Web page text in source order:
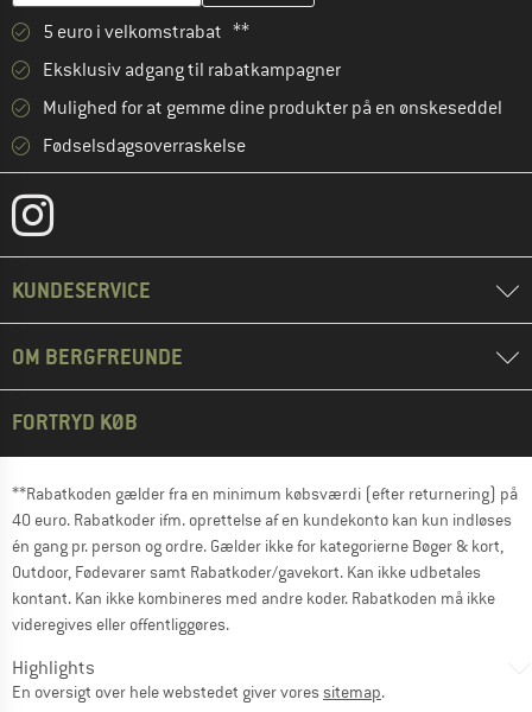
5 euro i velkomstrabat **
Eksklusiv adgang til rabatkampagner
Mulighed for at gemme dine produkter på en ønskeseddel
Fødselsdagsoverraskelse
KUNDESERVICE
OM BERGFREUNDE
FORTRYD KØB
**Rabatkoden gælder fra en minimum købsværdi (efter returnering) på
40 euro. Rabatkoder ifm. oprettelse af en kundekonto kan kun indløses
én gang pr. person og ordre. Gælder ikke for kategorierne Bøger & kort,
Outdoor, Fødevarer samt Rabatkoder/gavekort. Kan ikke udbetales
kontant. Kan ikke kombineres med andre koder. Rabatkoden må ikke
videregives eller offentliggøres.
Highlights
En oversigt over hele webstedet giver voressitemap.